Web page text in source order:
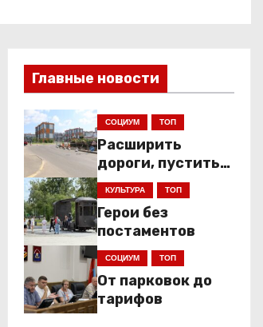
Главные новости
СОЦИУМ ТОП
Расширить
дороги, пустить
низкопольники
КУЛЬТУРА ТОП
Герои без
постаментов
СОЦИУМ ТОП
От парковок до
тарифов